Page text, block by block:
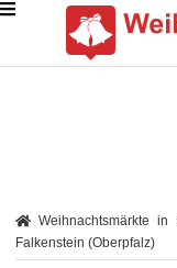
Weihnachtsmärkte in
Falkenstein (Oberpfalz)